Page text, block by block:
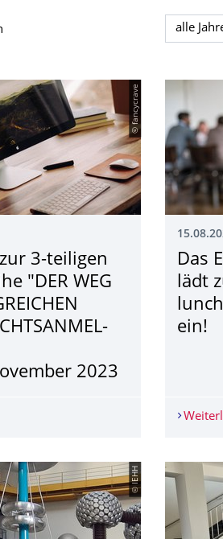
Jahr
© fancycrave
3-teiligen
"DER WEG
2023
zur 3-teiligen Seminarreihe "DER
Das
lädt
ein!
© IEHH